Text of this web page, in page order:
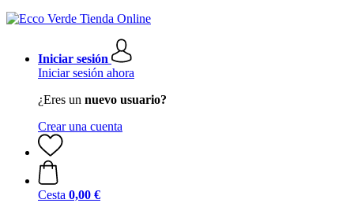
Iniciar sesión
Iniciar sesión ahora
¿Eres un nuevo usuario?
Crear una cuenta
Cesta 0,00 €